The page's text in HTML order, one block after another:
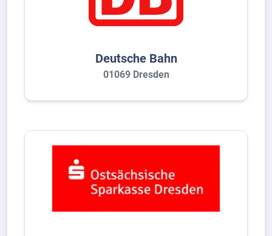
Deutsche Bahn
01069 Dresden